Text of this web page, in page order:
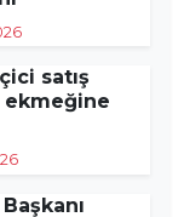
satış
ekmeğine